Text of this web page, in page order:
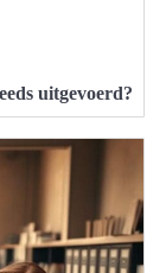
uitgevoerd?